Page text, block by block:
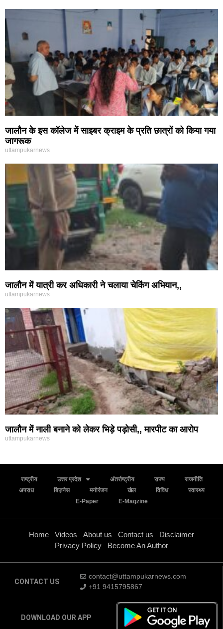
जालौन के इस कॉलेज में साइबर क्राइम के प्रति छात्रों को किया गया
जागरूक
uttampukarnews
जालौन में यात्री कर अधिकारी ने चलाया चेकिंग अभियान,,
uttampukarnews
जालौन में नाली बनाने को लेकर भिड़े पड़ोसी,, मारपीट का आरोप
uttampukarnews
राष्ट्रीय उत्तर प्रदेश अंतर्राष्ट्रीय राज्य
राजनीति
अपराध
बिज़नेस मनोरंजन खेल विविध
स्वास्थ्य
E-Paper
E-Magzine
Home Videos About us Contact us
Disclaimer
Privacy Policy
Become An Author
CONTACT US
contact@uttampukarnews.com
+91 9415795867
DOWNLOAD OUR APP